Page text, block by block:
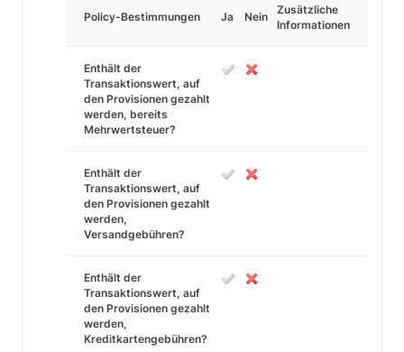
Policy-Bestimmungen Ja Nein
Zusätzliche
Informationen
Enthält der
Transaktionswert, auf
den Provisionen gezahlt
werden, bereits
Mehrwertsteuer?
Enthält der
Transaktionswert, auf
den Provisionen gezahlt
werden,
Versandgebühren?
Enthält der
Transaktionswert, auf
den Provisionen gezahlt
werden,
Kreditkartengebühren?